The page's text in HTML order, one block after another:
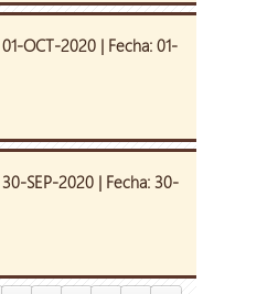
OCT-2020 | Fecha: 01-
SEP-2020 | Fecha: 30-